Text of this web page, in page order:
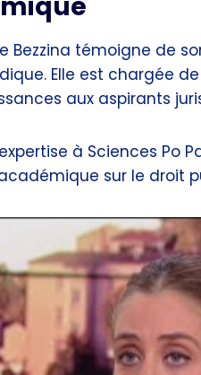
Bezzina témoigne de
Elle est chargée de
aux aspirants
à Sciences Po
sur le droit